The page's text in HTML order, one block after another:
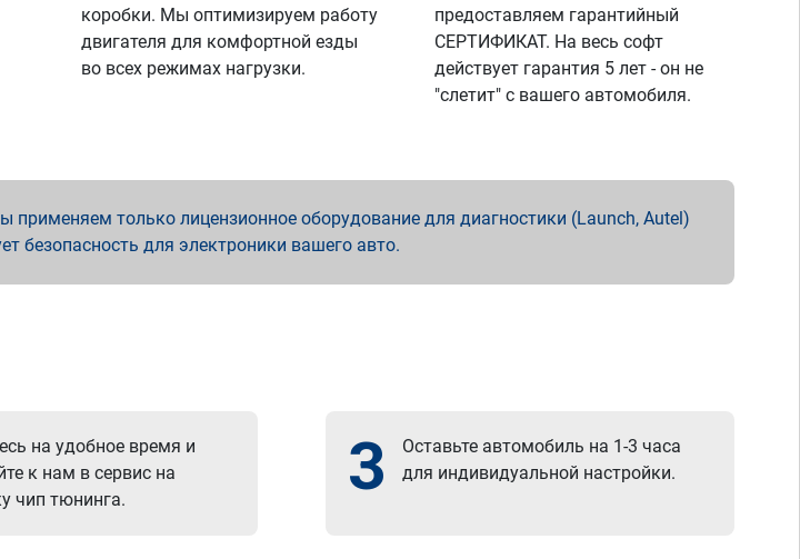
коробки. Мы оптимизируем работу
двигателя для комфортной езды
во всех режимах нагрузки.
предоставляем гарантийный
СЕРТИФИКАТ. На весь софт
действует гарантия 5 лет - он не
"слетит" с вашего автомобиля.
только лицензионное оборудование для диагностики (Launch, Autel)
безопасность для электроники вашего авто.
на удобное время и
к нам в сервис на
чип тюнинга.
3
Оставьте автомобиль на 1-3 часа
для индивидуальной настройки.